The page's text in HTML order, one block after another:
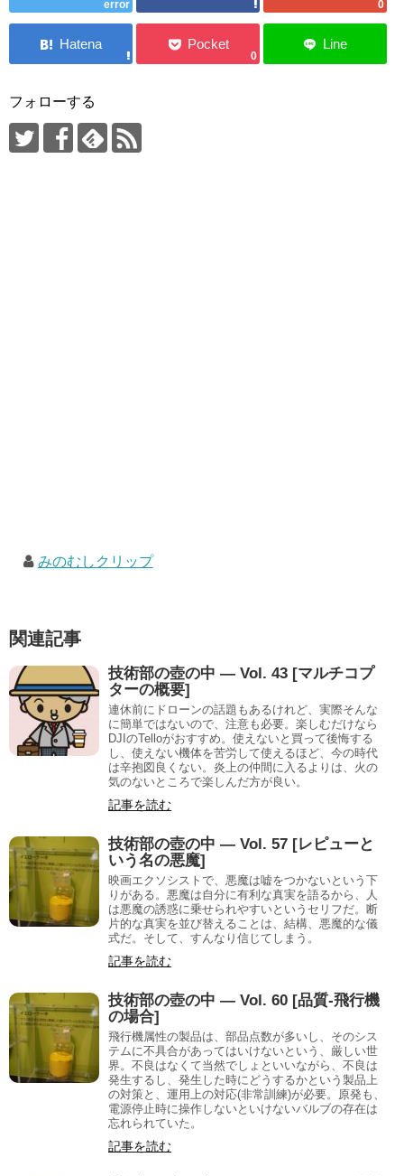
error 0
0
フォローする
みのむしクリップ
関連記事
技術部の壺の中 — Vol. 43 [マルチコプ
ターの概要]
連休前にドローンの話題もあるけれど、実際そんな
に簡単ではないので、注意も必要。楽しむだけなら
DJIのTelloがおすすめ。使えないと買って後悔する
し、使えない機体を苦労して使えるほど、今の時代
は辛抱図良くない。炎上の仲間に入るよりは、火の
気のないところで楽しんだ方が良い。
記事を読む
技術部の壺の中 — Vol. 57 [レピューと
いう名の悪魔]
映画エクソシストで、悪魔は嘘をつかないという下
りがある。悪魔は自分に有利な真実を語るから、人
は悪魔の誘惑に乗せられやすいというセリフだ。断
片的な真実を並び替えることは、結構、悪魔的な儀
式だ。そして、すんなり信じてしまう。
記事を読む
技術部の壺の中 — Vol. 60 [品質-飛行機
の場合]
飛行機属性の製品は、部品点数が多いし、そのシス
テムに不具合があってはいけないという、厳しい世
界。不良はなくて当然でしょといいながら、不良は
発生するし、発生した時にどうするかという製品上
の対策と、運用上の対応(非常訓練)が必要。原発も、
電源停止時に操作しないといけないバルブの存在は
忘れられていた。
記事を読む